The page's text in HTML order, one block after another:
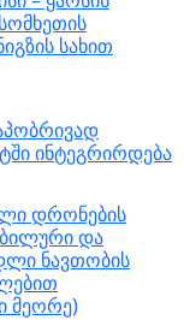
სახით
ინტეგრირდება
დრონების
და
ნავთობის
მეორე)